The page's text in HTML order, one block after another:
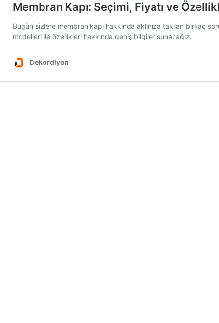
Membran Kapı: Seçimi, Fiyatı ve
Bugün sizlere membran kapı hakkında aklınıza takılan birkaç
modelleri ile özellikleri hakkında geniş bilgiler sunacağız.
Dekordiyon